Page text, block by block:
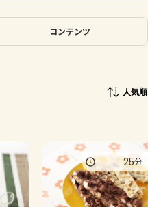
せ
ト とうもろこし
ピーマン
コンテンツ
人気順
25分